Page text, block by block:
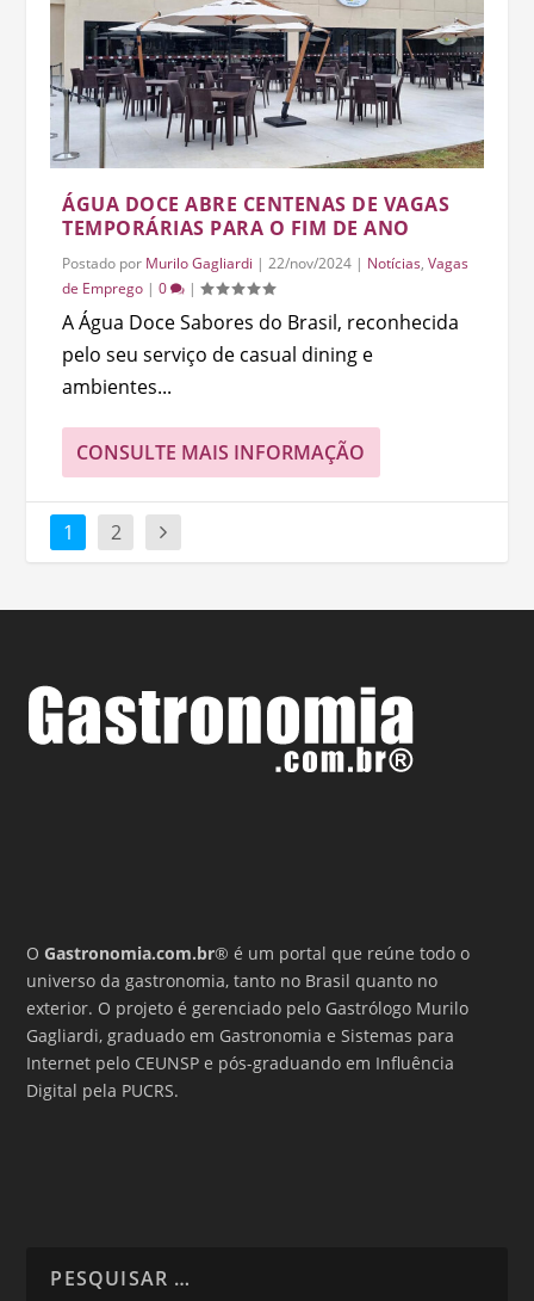
ÁGUA DOCE ABRE CENTENAS DE VAGAS
TEMPORÁRIAS PARA O FIM DE ANO
Postado por Murilo Gagliardi |22/nov/2024 | Notícias,Vagas
de Emprego |0 |
A Água Doce Sabores do Brasil, reconhecida
pelo seu serviço de casual dining e
ambientes...
CONSULTE MAIS INFORMAÇÃO
1 2
OGastronomia.com.br® é um portal que reúne todo o
universo da gastronomia, tanto no Brasil quanto no
exterior. O projeto é gerenciado pelo Gastrólogo Murilo
Gagliardi, graduado em Gastronomia e Sistemas para
Internet pelo CEUNSP e pós-graduando em Influência
Digital pela PUCRS.